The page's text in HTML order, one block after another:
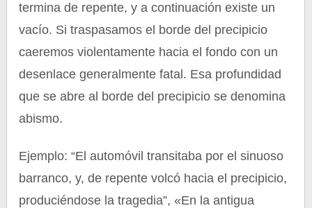
termina de repente, y a continuación existe un
vacío. Si traspasamos el borde del precipicio
caeremos violentamente hacia el fondo con un
desenlace generalmente fatal. Esa profundidad
que se abre al borde del precipicio se denomina
abismo.
Ejemplo: “El automóvil transitaba por el sinuoso
barranco, y, de repente volcó hacia el precipicio,
produciéndose la tragedia”, «En la antigua